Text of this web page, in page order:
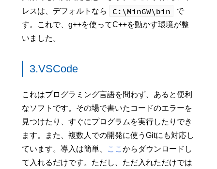
レスは、デフォルトなら
C:\MinGW\bin
で
す。これで、g++を使ってC++を動かす環境が整
いました。
3.VSCode
これはプログラミング言語を問わず、あると便利
なソフトです。その場で書いたコードのエラーを
見つけたり、すぐにプログラムを実行したりでき
ます。また、複数人での開発に使うGitにも対応し
ています。導入は簡単、
ここ からダウンロードし
て入れるだけです。ただし、ただ入れただけでは